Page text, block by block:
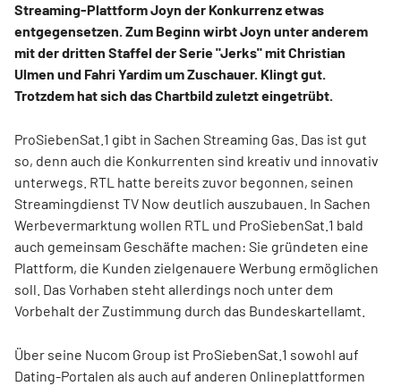
Streaming-Plattform Joyn der Konkurrenz etwas
entgegensetzen. Zum Beginn wirbt Joyn unter anderem
mit der dritten Staffel der Serie "Jerks" mit Christian
Ulmen und Fahri Yardim um Zuschauer. Klingt gut.
Trotzdem hat sich das Chartbild zuletzt eingetrübt.
ProSiebenSat.1 gibt in Sachen Streaming Gas. Das ist gut
so, denn auch die Konkurrenten sind kreativ und innovativ
unterwegs. RTL hatte bereits zuvor begonnen, seinen
Streamingdienst TV Now deutlich auszubauen. In Sachen
Werbevermarktung wollen RTL und ProSiebenSat.1 bald
auch gemeinsam Geschäfte machen: Sie gründeten eine
Plattform, die Kunden zielgenauere Werbung ermöglichen
soll. Das Vorhaben steht allerdings noch unter dem
Vorbehalt der Zustimmung durch das Bundeskartellamt.
Über seine Nucom Group ist ProSiebenSat.1 sowohl auf
Dating-Portalen als auch auf anderen Onlineplattformen